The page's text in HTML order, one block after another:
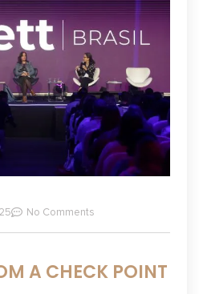
No Comments
A CHECK POINT